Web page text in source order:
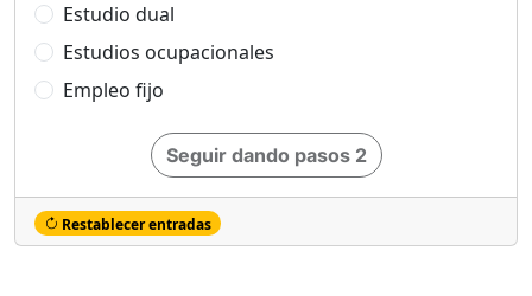
Estudio dual
Estudios ocupacionales
Empleo fijo
Seguir dando pasos 2
Restablecer entradas